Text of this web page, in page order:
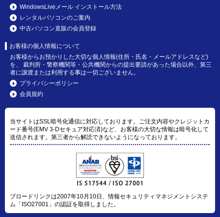
WindowsLiveメール インストール方法
レンタルパソコンのご案内
中古パソコン直販の会員登録
お客様の個人情報について
お客様からお預かりした大切な個人情報(住所・氏名・メールアドレスなど)
を、 裁判所・警察機関等・公共機関からの提出要請があった場合以外、第三
者に譲渡または利用する事は一切ございません。
プライバシーポリシー
会員規約
当サイトはSSL暗号化通信に対応しております。ご注文内容やクレジットカ
ード番号(EMV 3-Dセキュア対応済)など、お客様の大切な情報は暗号化して
送信されます。第三者から解読できないようになっております。
ブロードリンクは2007年10月10日、情報セキュリティマネジメントシステ
ム「ISO27001」の認証を取得しました。